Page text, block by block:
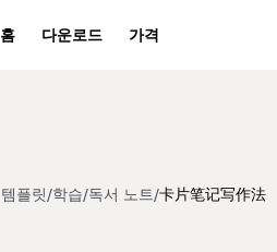
홈 다운로드 가격
템플릿 /학습/독서 노트 /卡片笔记写作法